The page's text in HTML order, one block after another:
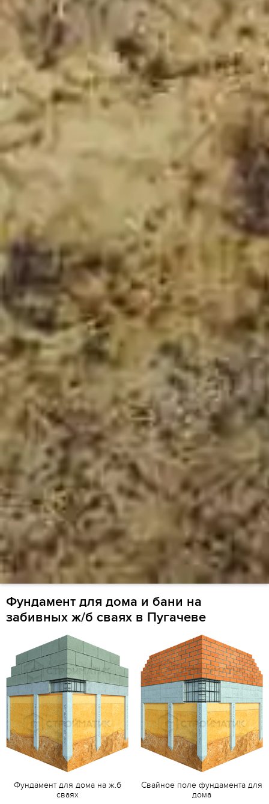
Фундамент для дома и бани на
забивных ж/б сваях в Пугачеве
Фундамент для дома на ж.б
сваях
Свайное поле фундамента для
дома